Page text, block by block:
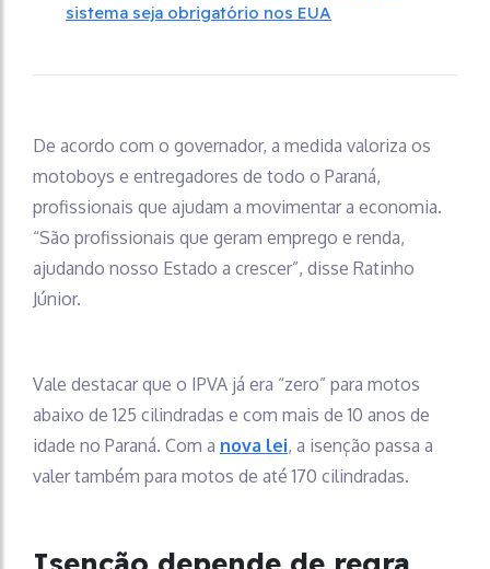
sistema seja obrigatório nos EUA
De acordo com o governador, a medida valoriza os
motoboys e entregadores de todo o Paraná,
profissionais que ajudam a movimentar a economia.
“São profissionais que geram emprego e renda,
ajudando nosso Estado a crescer”, disse Ratinho
Júnior.
Vale destacar que o IPVA já era “zero” para motos
abaixo de 125 cilindradas e com mais de 10 anos de
idade no Paraná. Com a nova lei, a isenção passa a
valer também para motos de até 170 cilindradas.